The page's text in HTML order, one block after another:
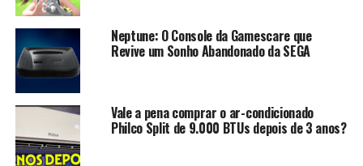
nesta terça-feira (10) a nova linha de celulares, com
preço entre US$ 699 e US$ 1.099 nos Estados Unidos. O
trio composto também por iPhone 11 Pro e iPhone 11
Pro Max chega ao mercado no dia 20 de setembro, com
pré-venda a partir do dia 13. Além dos telefones, foram
anunciados o Apple Watch 5, o novo iPad de 10,2
polegadas e o preço do serviço Apple TV Plus, espécie
Neptune: O Console da Gamescare que
Revive um Sonho Abandonado da SEGA
Vale a pena comprar o ar-condicionado
Philco Split de 9.000 BTUs depois de 3 anos?